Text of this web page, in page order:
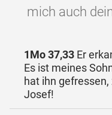
mich auch
1Mo 37,33 Er
Es ist meines
hat ihn
Josef!